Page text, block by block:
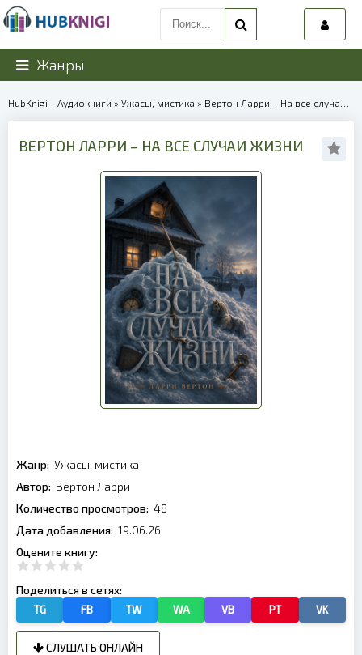
Жанры
HubKnigi - Аудиокниги » Ужасы, мистика » Вертон Ларри – На все случаи жизни | 40193
ВЕРТОН ЛАРРИ – НА ВСЕ СЛУЧАИ ЖИЗНИ
Жанр: Ужасы, мистика
Автор: Вертон Ларри
Количество просмотров: 48
Дата добавления: 19.06.26
Оцените книгу:
Поделиться в сетях:
TG FB TW WA VB PT VK
СЛУШАТЬ ОНЛАЙН